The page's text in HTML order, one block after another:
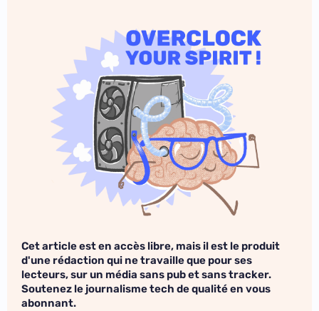
Cet article est en accès libre, mais il est le produit
d'une rédaction qui ne travaille que pour ses
lecteurs, sur un média sans pub et sans tracker.
Soutenez le journalisme tech de qualité en vous
abonnant.